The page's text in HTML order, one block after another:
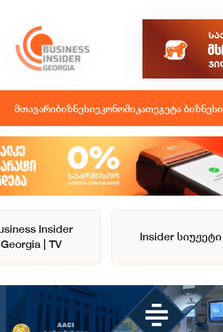
მთავარიბიზნესიეკონომიკათეგეტა
Insider
Georgia | TV
Insider სიუჟეტი